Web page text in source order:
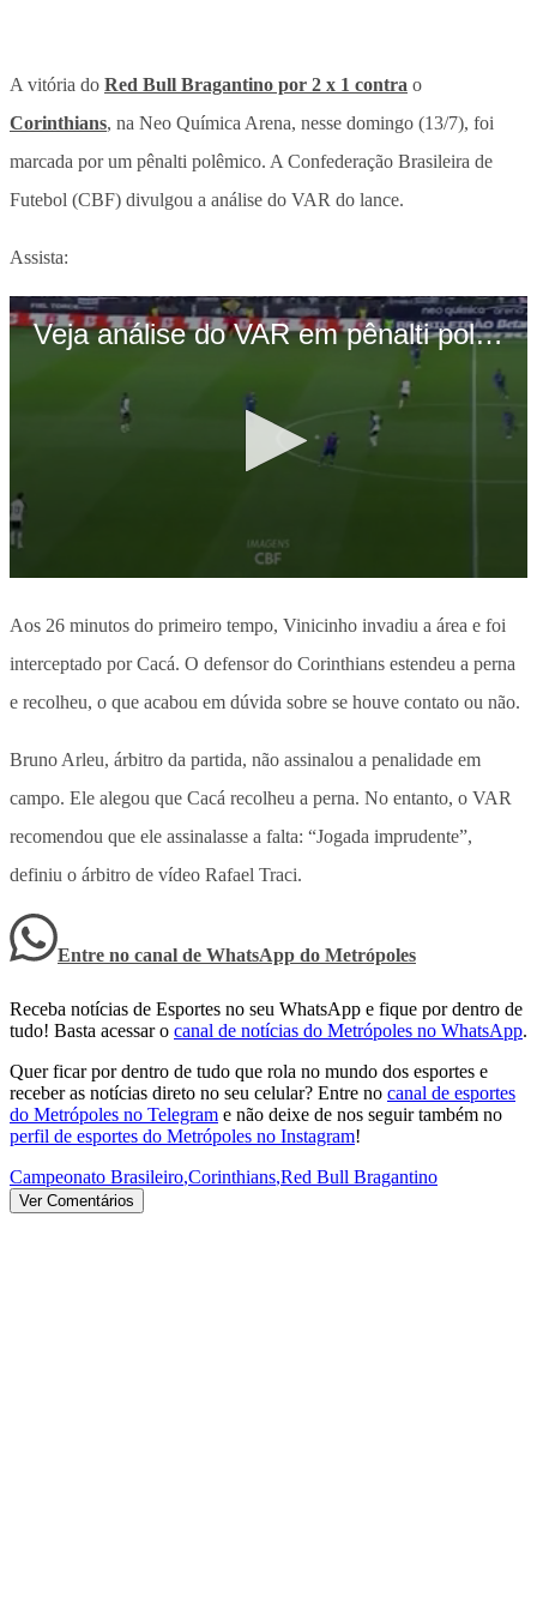
A vitória do Red Bull Bragantino por 2 x 1 contra o
Corinthians, na Neo Química Arena, nesse domingo (13/7), foi
marcada por um pênalti polêmico. A Confederação Brasileira de
Futebol (CBF) divulgou a análise do VAR do lance.
Assista:
Aos 26 minutos do primeiro tempo, Vinicinho invadiu a área e foi
interceptado por Cacá. O defensor do Corinthians estendeu a perna
e recolheu, o que acabou em dúvida sobre se houve contato ou não.
Bruno Arleu, árbitro da partida, não assinalou a penalidade em
campo. Ele alegou que Cacá recolheu a perna. No entanto, o VAR
recomendou que ele assinalasse a falta: “Jogada imprudente”,
definiu o árbitro de vídeo Rafael Traci.
Entre no canal de WhatsApp do Metrópoles
Receba notícias de Esportes no seu WhatsApp e fique por dentro de
tudo! Basta acessar o canal de notícias do Metrópoles no WhatsApp.
Quer ficar por dentro de tudo que rola no mundo dos esportes e
receber as notícias direto no seu celular? Entre no canal de esportes
do Metrópoles no Telegram e não deixe de nos seguir também no
perfil de esportes do Metrópoles no Instagram!
Campeonato Brasileiro,Corinthians,Red Bull Bragantino
Ver Comentários